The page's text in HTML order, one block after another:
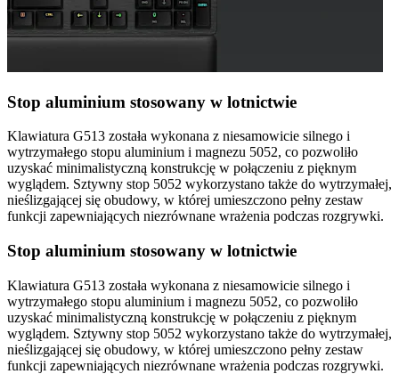
Stop aluminium stosowany w lotnictwie
Klawiatura G513 została wykonana z niesamowicie silnego i
wytrzymałego stopu aluminium i magnezu 5052, co pozwoliło
uzyskać minimalistyczną konstrukcję w połączeniu z pięknym
wyglądem. Sztywny stop 5052 wykorzystano także do wytrzymałej,
nieślizgającej się obudowy, w której umieszczono pełny zestaw
funkcji zapewniających niezrównane wrażenia podczas rozgrywki.
Stop aluminium stosowany w lotnictwie
Klawiatura G513 została wykonana z niesamowicie silnego i
wytrzymałego stopu aluminium i magnezu 5052, co pozwoliło
uzyskać minimalistyczną konstrukcję w połączeniu z pięknym
wyglądem. Sztywny stop 5052 wykorzystano także do wytrzymałej,
nieślizgającej się obudowy, w której umieszczono pełny zestaw
funkcji zapewniających niezrównane wrażenia podczas rozgrywki.